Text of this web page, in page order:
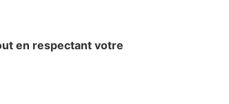
en respectant votre